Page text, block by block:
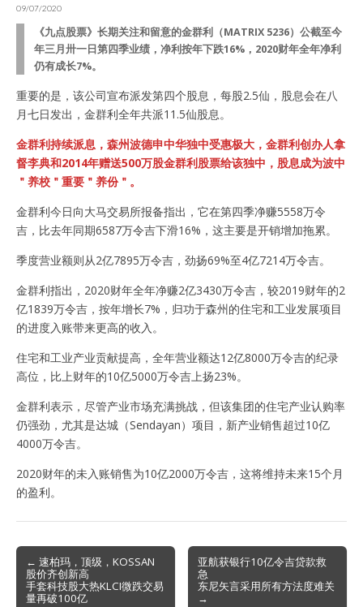
09/07/2020
《九点股票》长期关注和留意的金群利（MATRIX 5236）公截至今
年三月卅一日第四季业绩，净利按年下跌16%，2020财年全年净利
仍有成长7%。
重要的是，该公司宣布派发第四个股息，每股2.5仙，股息会在八
月七日发出，金群利全年共派11.5仙股息。
金群利持续派息，森州波德申中华独中受惠极大，金群利创办人拿
督李典和2014年赠送500万股金群利股票给该独中，股息成为波中
＂养校＂重要＂养份＂。
金群利今日向大马交易所报备指出，它在第四季净赚5558万令
吉，比去年同期6587万令吉下滑16%，这主要是开销增加拖累。
季度营业额则从2亿7895万令吉，劲扬69%至4亿7214万令吉。
金群利指出，2020财年全年净赚2亿3430万令吉，较2019财年的2
亿1839万令吉，按年增长7%，归功于森州的住宅和工业发展项目
的进度入账带来更高的收入。
住宅和工业产业贡献提高，全年营业额达12亿8000万令吉的纪录
高位，比上财年的10亿5000万令吉上扬23%。
金群利表示，尽管产业市场充满挑战，但该集团的住宅产业认购率
仍强劲，尤其是达城（Sendayan）项目，新产业销售超过10亿
4000万令吉。
2020财年的未入账销售为10亿2000万令吉，这将维持未来15个月
的盈利。
Post
navigation
← 速柏玛，顶级，KOSSAN
股价齐创新高
手套科技股大热KLCI微跌交易
量再破100亿
亚航获银行10亿令吉贷款救
急
东尼矢言采用所有方法度难关
→